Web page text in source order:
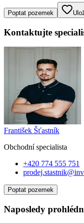
Klepněte nebo klikněte
Poptat pozemek
Kontaktujte
František Šťastník
Obchodní specialista
+420 774 555 751
Poptat pozemek
Naposledy